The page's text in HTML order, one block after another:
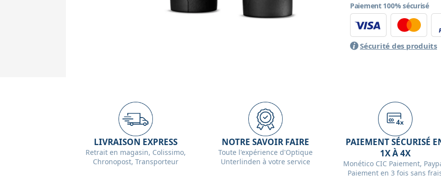
Paiement 100% sécurisé
Sécurité des produits
LIVRAISON EXPRESS
Retrait en magasin, Colissimo,
Chronopost, Transporteur
NOTRE SAVOIR FAIRE
Toute l'expérience d'Optique
Unterlinden à votre service
PAIEMENT SÉCURISÉ
1X À 4X
Monético CIC Paiement,
Paiement en 3 fois sans